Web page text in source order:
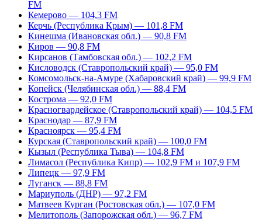
FM
Кемерово — 104,3 FM
Керчь (Республика Крым) — 101,8 FM
Кинешма (Ивановская обл.) — 90,8 FM
Киров — 90,8 FM
Кирсанов (Тамбовская обл.) — 102,2 FM
Кисловодск (Ставропольский край) — 95,0 FM
Комсомольск-на-Амуре (Хабаровский край) — 99,9 FM
Копейск (Челябинская обл.) — 88,4 FM
Кострома — 92,0 FM
Красногвардейское (Ставропольский край) — 104,5 FM
Краснодар — 87,9 FM
Красноярск — 95,4 FM
Курская (Ставропольский край) — 100,0 FM
Кызыл (Республика Тыва) — 104,8 FM
Лимасол (Республика Кипр) — 102,9 FM и 107,9 FM
Липецк — 97,9 FM
Луганск — 88,8 FM
Мариуполь (ДНР) — 97,2 FM
Матвеев Курган (Ростовская обл.) — 107,0 FM
Мелитополь (Запорожская обл.) — 96,7 FM